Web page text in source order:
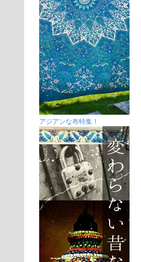
アジアンな布特集！